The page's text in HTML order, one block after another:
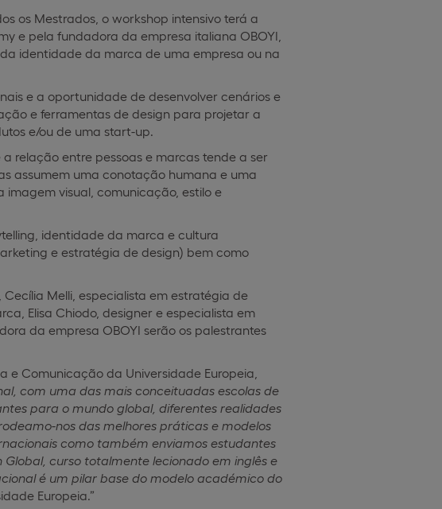
os Mestrados, o workshop intensivo terá a
e pela fundadora da empresa italiana OBOYI,
da identidade da marca de uma empresa ou na
e a oportunidade de desenvolver cenários e
e ferramentas de design para projetar a
e/ou de uma start-up.
relação entre pessoas e marcas tende a ser
assumem uma conotação humana e uma
imagem visual, comunicação, estilo e
identidade da marca e cultura
e estratégia de design) bem como
Melli, especialista em estratégia de
Elisa Chiodo, designer e especialista em
da empresa OBOYI serão os palestrantes
e Comunicação da Universidade Europeia,
com uma das mais conceituadas escolas de
para o mundo global, diferentes realidades
nos das melhores práticas e modelos
como também enviamos estudantes
curso totalmente lecionado em inglês e
é um pilar base do modelo académico do
Europeia.”